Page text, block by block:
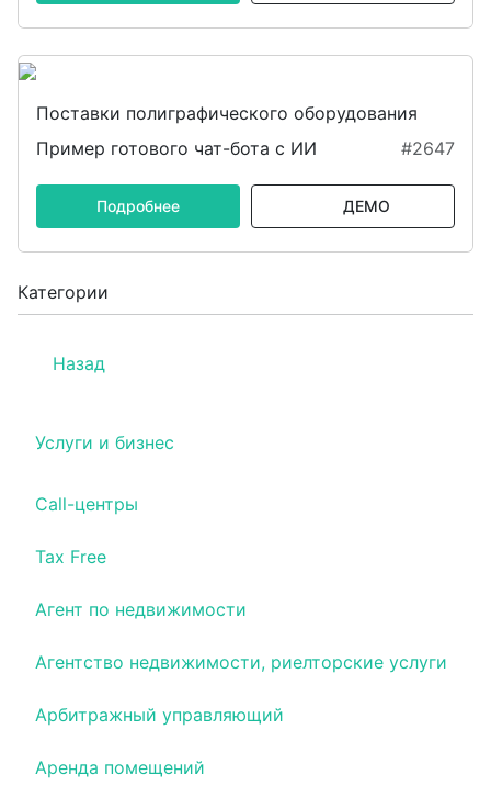
Категории
Назад
Услуги и бизнес
Call-центры
Tax Free
Агент по недвижимости
Агентство недвижимости, риелторские услуги
Арбитражный управляющий
Аренда помещений
Поставки полиграфического оборудования
Пример готового чат-бота с ИИ
#2647
Подробнее ДЕМО